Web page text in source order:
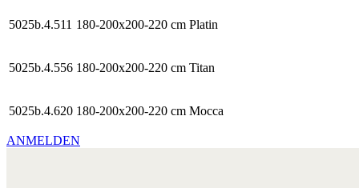
5025b.4.511 180-200x200-220 cm Platin
5025b.4.556 180-200x200-220 cm Titan
5025b.4.620 180-200x200-220 cm Mocca
ANMELDEN